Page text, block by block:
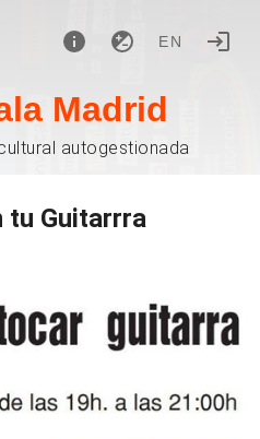
EN
Madrid
autogestionada
tu Guitarrra